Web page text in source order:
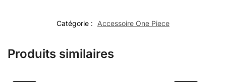
Catégorie : Accessoire One Piece
Produits similaires